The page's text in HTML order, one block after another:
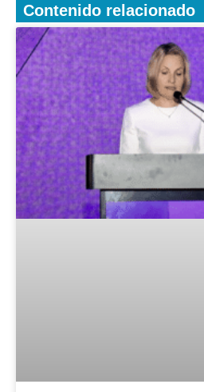
Contenido relacionado